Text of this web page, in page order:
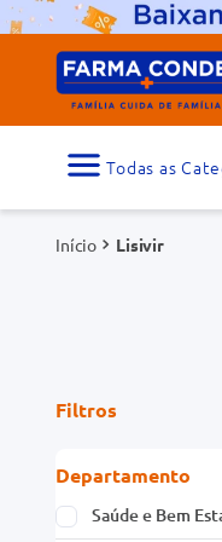
Lisivir
Filtros
Departamento
Saúde e Bem